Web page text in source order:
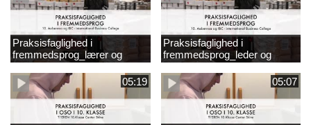
Praksisfaglighed i
fremmedsprog_lærer og
elever
Praksisfaglighed i
fremmedsprog_leder og
elever
05:19
05:07